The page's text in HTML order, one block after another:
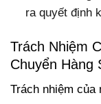
ra quyết định
Trách Nhiệm
Chuyển Hàng
Trách nhiệm